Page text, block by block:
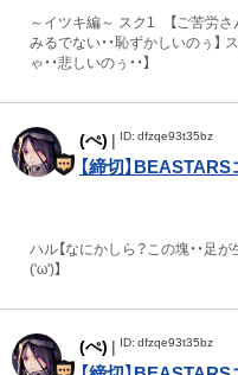
～イツキ編～ スク1 【ご苦労さ
みるでない・・恥ずかしいのぅ】
ゃ・・悲しいのぅ・・】
(ぺ) | ID: dfzqe93t35bz
【締切】
ハル【なにかしら？この塊・・足
('ω')】
(ぺ) | ID: dfzqe93t35bz